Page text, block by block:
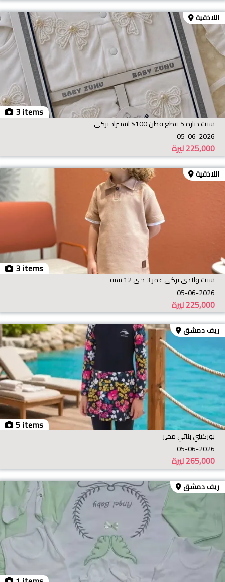
3 items
اللاذقية
سيت ديارة 5 قطع قطن 100% استيراد تركي
05-06-2026
ليرة225,000
3 items
اللاذقية
سيت ولادي تركي عمر 3 حتى 12 سنة
05-06-2026
ليرة225,000
5 items
ريف دمشق
بوركيني بناتي محير
05-06-2026
ليرة265,000
ريف دمشق